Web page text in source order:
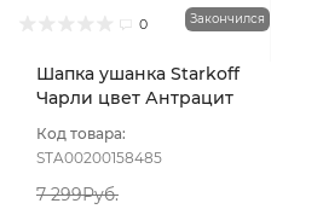
0 Закончился
Шапка ушанка Starkoff
Чарли цвет Антрацит
Код товара:
STA00200158485
7 299Руб.